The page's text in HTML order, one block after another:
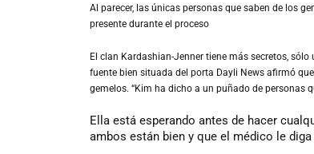
Al parecer, las únicas personas que saben de los
presente durante el proceso
El clan Kardashian-Jenner tiene más secretos,
fuente bien situada del porta Dayli News afirmó
gemelos. “Kim ha dicho a un puñado de personas
Ella está esperando antes de hacer
ambos están bien y que el médico le